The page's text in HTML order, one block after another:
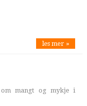
les mer »
mangt og mykje i